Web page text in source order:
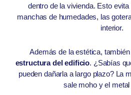
dentro de la vivienda. Esto
manchas de humedades, las
interior.
Además de la estética,
estructura del edificio. ¿Sabías
pueden dañarla a largo plazo? La
sale moho y el